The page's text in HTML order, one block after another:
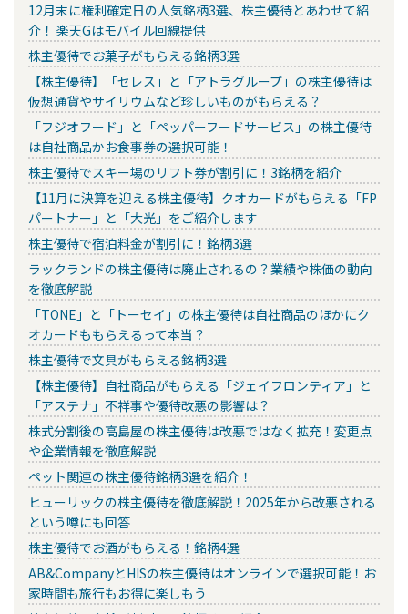
12月末に権利確定日の人気銘柄3選、株主優待とあわせて紹
介！ 楽天Gはモバイル回線提供
株主優待でお菓子がもらえる銘柄3選
【株主優待】「セレス」と「アトラグループ」の株主優待は
仮想通貨やサイリウムなど珍しいものがもらえる？
「フジオフード」と「ペッパーフードサービス」の株主優待
は自社商品かお食事券の選択可能！
株主優待でスキー場のリフト券が割引に！3銘柄を紹介
【11月に決算を迎える株主優待】クオカードがもらえる「FP
パートナー」と「大光」をご紹介します
株主優待で宿泊料金が割引に！銘柄3選
ラックランドの株主優待は廃止されるの？業績や株価の動向
を徹底解説
「TONE」と「トーセイ」の株主優待は自社商品のほかにク
オカードももらえるって本当？
株主優待で文具がもらえる銘柄3選
【株主優待】自社商品がもらえる「ジェイフロンティア」と
「アステナ」不祥事や優待改悪の影響は？
株式分割後の高島屋の株主優待は改悪ではなく拡充！変更点
や企業情報を徹底解説
ペット関連の株主優待銘柄3選を紹介！
ヒューリックの株主優待を徹底解説！2025年から改悪される
という噂にも回答
株主優待でお酒がもらえる！銘柄4選
AB&CompanyとHISの株主優待はオンラインで選択可能！お
家時間も旅行もお得に楽しもう